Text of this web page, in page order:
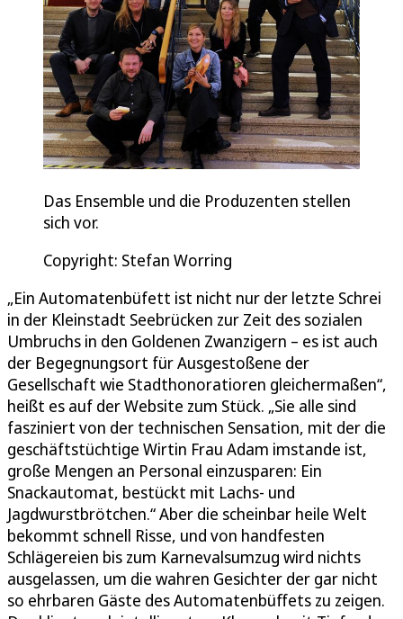
Das Ensemble und die Produzenten stellen
sich vor.
Copyright: Stefan Worring
„Ein Automatenbüfett ist nicht nur der letzte Schrei
in der Kleinstadt Seebrücken zur Zeit des sozialen
Umbruchs in den Goldenen Zwanzigern – es ist auch
der Begegnungsort für Ausgestoßene der
Gesellschaft wie Stadthonoratioren gleichermaßen“,
heißt es auf der Website zum Stück. „Sie alle sind
fasziniert von der technischen Sensation, mit der die
geschäftstüchtige Wirtin Frau Adam imstande ist,
große Mengen an Personal einzusparen: Ein
Snackautomat, bestückt mit Lachs- und
Jagdwurstbrötchen.“ Aber die scheinbar heile Welt
bekommt schnell Risse, und von handfesten
Schlägereien bis zum Karnevalsumzug wird nichts
ausgelassen, um die wahren Gesichter der gar nicht
so ehrbaren Gäste des Automatenbüffets zu zeigen.